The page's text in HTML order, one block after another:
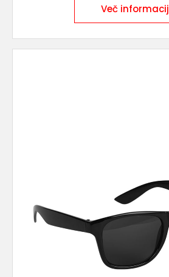
Več informacij